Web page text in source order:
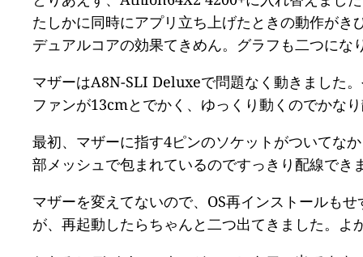
たしかに同時にアプリ立ち上げたときの動作が
デュアルコアの効果てきめん。グラフも二つにな
マザーはA8N-SLI Deluxeで問題なく動きました
ファンが13cmとでかく、ゆっくり動くのでかな
最初、マザーに指す4ピンのソケットがついてな
部メッシュで包まれているのですっきり配線で
マザーを変えてないので、OS再インストールも
が、再起動したらちゃんと二つ出てきました。よ